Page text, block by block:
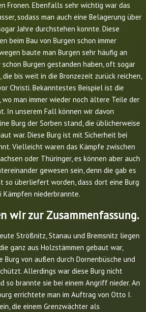
Fronen. Ebenfalls sehr wichtig war das
sodass man auch eine Belagerung über
Jahre durchstehen konnte. Diese
beim Bau von Burgen schon immer
baute man Burgen sehr häufig an
Burgen gestanden haben, oft sogar
die bis weit in die Bronzezeit zurück reichen,
Christi. Bekanntestes Beispiel ist die
wo man immer wieder noch ältere Teile der
In unserem Fall können wir davon
Burg der Sorben stand, die üblicherweise
war. Diese Burg ist mit Sicherheit bei
Vielleicht waren das Kämpfe zwischen
oder Thüringer, es können aber auch
gewesen sein, denn die gab es
so überliefert worden, dass dort eine Burg
Kämpfen niederbrannte.
wir zur Zusammenfassung.
Strößnitz, Stanau und Bremsnitz liegen
ganz aus Holzstämmen gebaut war,
Burg von außen durch Dornenbüsche und
Allerdings war diese Burg nicht
so brannte sie bei einem Angriff nieder. An
errichtete man im Auftrag von Otto I.
die einem Grenzwächter als